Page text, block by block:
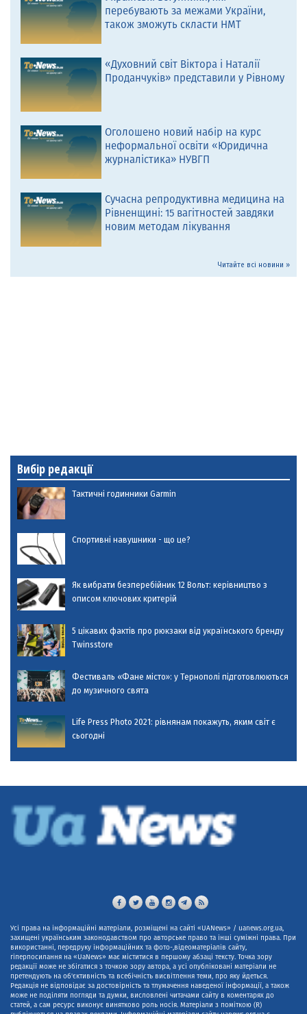
перебувають за межами України,
також зможуть скласти НМТ
«Духовний світ Віктора і Наталії
Проданчуків» представили у Рівному
Оголошено новий набір на курс
неформальної освіти «Юридична
журналістика» НУВГП
Сучасна репродуктивна медицина на
Рівненщині: 15 вагітностей завдяки
новим методам лікування
Читайте всі новини »
Вибір редакції
Тактичні годинники Garmin
Спортивні навушники - що це?
Як вибрати безперебійник 12 Вольт: керівництво з
описом ключових критерій
5 цікавих фактів про рюкзаки від українського бренду
Twinsstore
Фестиваль «Фане місто»: у Тернополі підготовлюються
до музичного свята
Life Press Photo 2021: рівнянам покажуть, яким світ є
сьогодні
Усі права на інформаційні матеріали, розміщені на сайті «UANews» / uanews.org.ua,
захищені українським законодавством про авторське право та інші суміжні права. При
використанні, передруку інформаційних та фото-,відеоматеріалів сайту,
гіперпосилання на «UaNews» має міститися в першому абзаці тексту. Точка зору
редакції може не збігатися з точкою зору автора, а усі опубліковані матеріали не
претендують на об'єктивність та всебічність висвітлення теми, про яку йдеться.
Редакція не відповідає за достовірність та тлумачення наведеної інформації, а також
може не поділяти погляди та думки, висловлені читачами сайту в коментарях до
статей, а сам ресурс виконує винятково роль носія. Матеріали з поміткою (R)